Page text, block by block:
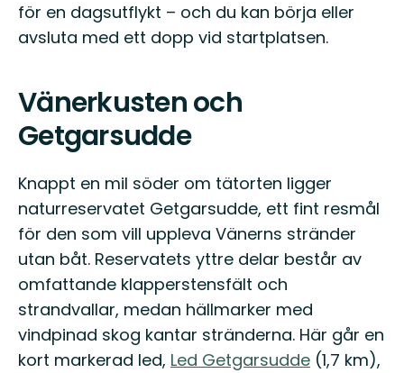
för en dagsutflykt – och du kan börja eller
avsluta med ett dopp vid startplatsen.
Vänerkusten och
Getgarsudde
Knappt en mil söder om tätorten ligger
naturreservatet Getgarsudde, ett fint resmål
för den som vill uppleva Vänerns stränder
utan båt. Reservatets yttre delar består av
omfattande klapperstensfält och
strandvallar, medan hällmarker med
vindpinad skog kantar stränderna. Här går en
kort markerad led, Led Getgarsudde (1,7 km),